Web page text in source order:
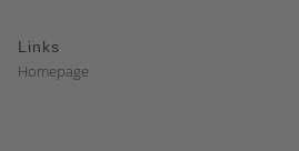
Links
Homepage